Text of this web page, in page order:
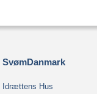
SvømDanmark
Idrættens Hus